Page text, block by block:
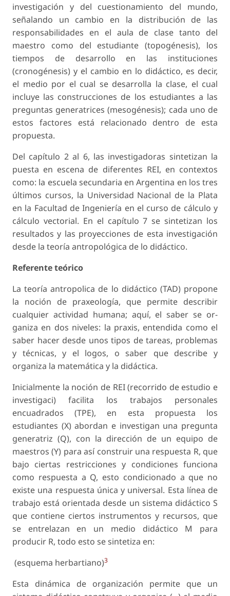
investigación y del cuestionamiento del mundo,
señalando un cambio en la distribución de las
responsabilidades en el aula de clase tanto del
maestro como del estudiante (topogénesis), los
tiempos de desarrollo en las instituciones
(cronogénesis) y el cambio en lo didáctico, es decir,
el medio por el cual se desarrolla la clase, el cual
incluye las construcciones de los estudiantes a las
preguntas generatrices (mesogénesis); cada uno de
estos factores está relacionado dentro de esta
propuesta.
Del capítulo 2 al 6, las investigadoras sintetizan la
puesta en escena de diferentes REI, en contextos
como: la escuela secundaria en Argentina en los tres
últimos cursos, la Universidad Nacional de la Plata
en la Facultad de Ingeniería en el curso de cálculo y
cálculo vectorial. En el capítulo 7 se sintetizan los
resultados y las proyecciones de esta investigación
desde la teoría antropológica de lo didáctico.
Referente teórico
La teoría antropolica de lo didáctico (TAD) propo­ne
la noción de praxeología, que permite describir
cualquier actividad humana; aquí, el saber se or­
ganiza en dos niveles: la praxis, entendida como el
saber hacer desde unos tipos de tareas, problemas
y técnicas, y el logos, o saber que describe y
organiza la matemática y la didáctica.
Inicialmente la noción de REI (recorrido de estu­dio e
investigaci) facilita los trabajos personales
encuadrados (TPE), en esta propuesta los
estudiantes (X) abordan e investigan una pregunta
generatriz (Q), con la dirección de un equipo de
maestros (Y) para así construir una respuesta R, que
bajo ciertas res­tricciones y condiciones funciona
como respuesta a Q, esto condicionado a que no
existe una respuesta única y universal. Esta línea de
trabajo está orientada desde un sistema didáctico S
que contiene ciertos instrumentos y recursos, que
se entrelazan en un medio didáctico M para
producir R, todo esto se sintetiza en:
(esquema herbartiano)3
Esta dinámica de organización permite que un